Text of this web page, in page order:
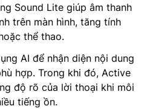
Sound Lite giúp âm thanh
trên màn hình, tăng tính
thể thao.
AI để nhận diện nội dung
hợp. Trong khi đó, Active
độ rõ của lời thoại khi môi
tiếng ồn.